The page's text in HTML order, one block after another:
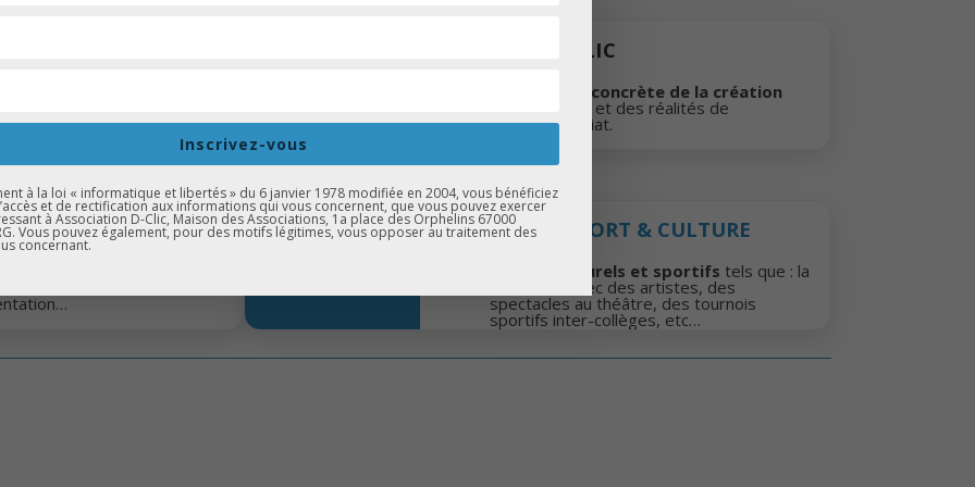
D-CLIC
Découverte concrète de la création
et des réalités de
entrepreneuriat.
DÉBAT D-CLIC SPORT & CULTURE
Projets culturels et sportifs tels que : la
rencontre avec des artistes, des
spectacles au théâtre, des tournois
sportifs inter-collèges, etc…
Inscrivez-vous
à la loi « informatique et libertés » du 6 janvier 1978 modifiée en 2004, vous bénéficiez
et de rectification aux informations qui vous concernent, que vous pouvez exercer
à Association D-Clic, Maison des Associations, 1a place des Orphelins 67000
Vous pouvez également, pour des motifs légitimes, vous opposer au traitement des
concernant.